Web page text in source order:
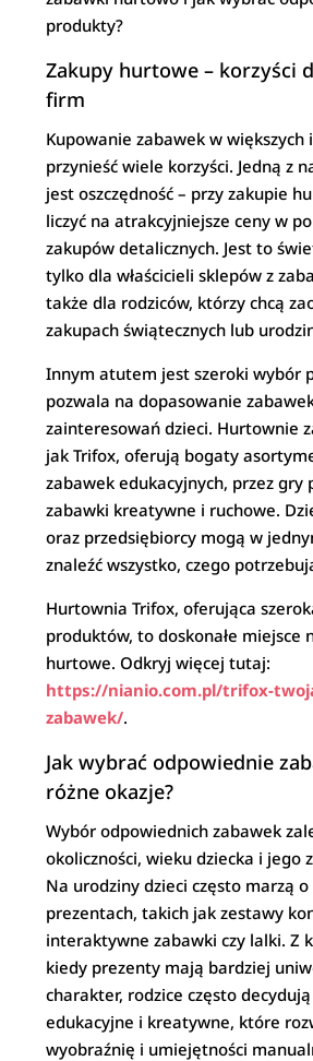
produkty?
Zakupy hurtowe – korzyści
firm
Kupowanie zabawek w większych
przynieść wiele korzyści. Jedną z
jest oszczędność – przy zakupie
liczyć na atrakcyjniejsze ceny w
zakupów detalicznych. Jest to
tylko dla właścicieli sklepów z
także dla rodziców, którzy chcą
zakupach świątecznych lub
Innym atutem jest szeroki wybór
pozwala na dopasowanie
zainteresowań dzieci. Hurtownie
jak Trifox, oferują bogaty
zabawek edukacyjnych, przez gry
zabawki kreatywne i ruchowe.
oraz przedsiębiorcy mogą w
znaleźć wszystko, czego
Hurtownia Trifox, oferująca
produktów, to doskonałe miejsce
hurtowe. Odkryj więcej tutaj:
https://nianio.com.pl/trifox-
zabawek/.
Jak wybrać odpowiednie
różne okazje?
Wybór odpowiednich zabawek
okoliczności, wieku dziecka i jego
Na urodziny dzieci często marzą
prezentach, takich jak zestawy
interaktywne zabawki czy lalki. Z
kiedy prezenty mają bardziej
charakter, rodzice często
edukacyjne i kreatywne, które
wyobraźnię i umiejętności